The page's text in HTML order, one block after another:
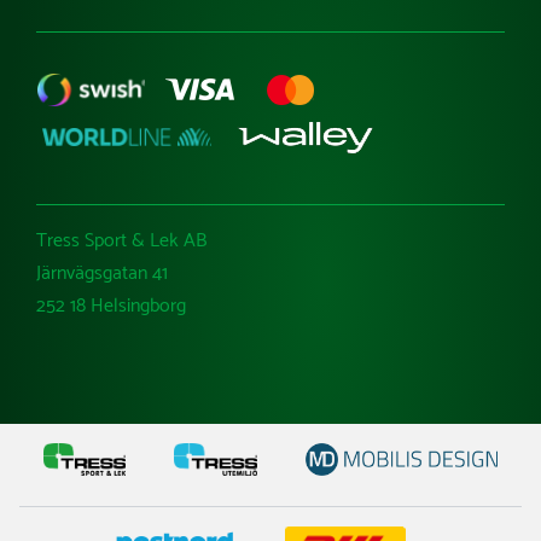
Tress Sport & Lek AB
Järnvägsgatan 41
252 18 Helsingborg